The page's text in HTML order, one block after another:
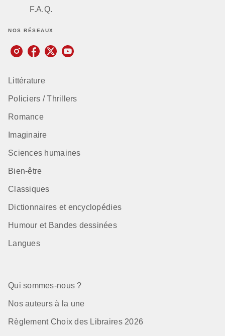
F.A.Q.
NOS RÉSEAUX
Littérature
Policiers / Thrillers
Romance
Imaginaire
Sciences humaines
Bien-être
Classiques
Dictionnaires et encyclopédies
Humour et Bandes dessinées
Langues
Qui sommes-nous ?
Nos auteurs à la une
Règlement Choix des Libraires 2026